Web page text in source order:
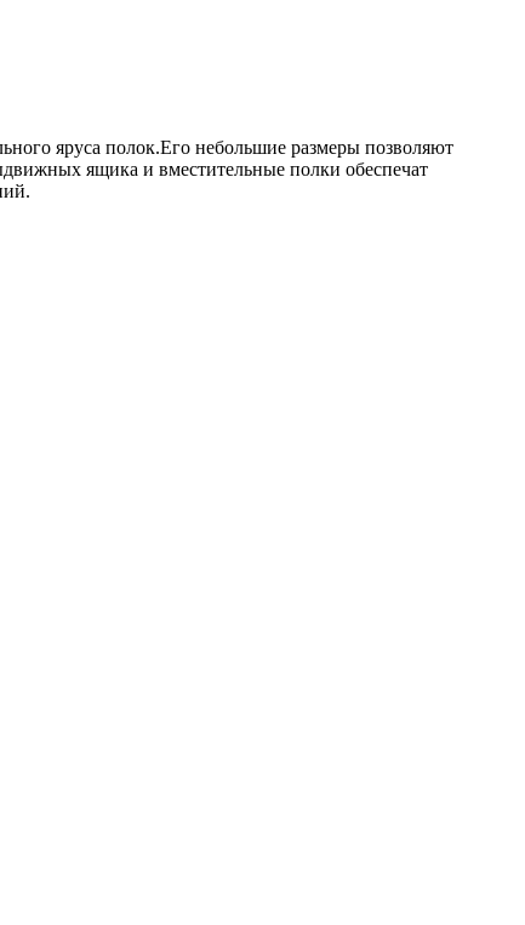
яруса полок.Его небольшие размеры позволяют
ящика и вместительные полки обеспечат